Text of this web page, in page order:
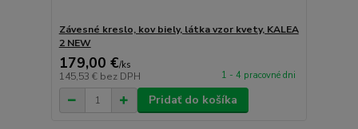
Závesné kreslo, kov biely, látka vzor kvety, KALEA
2 NEW
179,00 €/ks
145,53 € bez DPH 1 - 4 pracovné dni
Pridať do košíka